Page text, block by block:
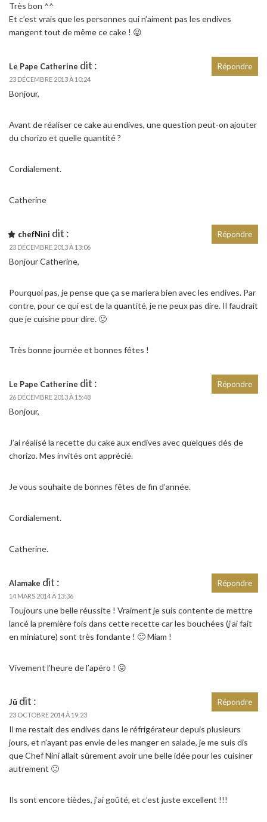
Très bon ^^
Et c’est vrais que les personnes qui n’aiment pas les endives
mangent tout de même ce cake ! 😛
Le Pape Catherine dit :
23 DÉCEMBRE 2013 À 10:24
Bonjour,
Avant de réaliser ce cake au endives, une question peut-on ajouter
du chorizo et quelle quantité ?
Cordialement.
Catherine
Répondre
chefNini dit :
23 DÉCEMBRE 2013 À 13:06
Bonjour Catherine,
Pourquoi pas, je pense que ça se mariera bien avec les endives. Par
contre, pour ce qui est de la quantité, je ne peux pas dire. Il faudrait
que je cuisine pour dire. 🙂
Très bonne journée et bonnes fêtes !
Répondre
Le Pape Catherine dit :
26 DÉCEMBRE 2013 À 15:48
Bonjour,
J’ai réalisé la recette du cake aux endives avec quelques dés de
chorizo. Mes invités ont apprécié.
Je vous souhaite de bonnes fêtes de fin d’année.
Cordialement.
Catherine.
Répondre
Alamake dit :
14 MARS 2014 À 13:36
Toujours une belle réussite ! Vraiment je suis contente de mettre
lancé la première fois dans cette recette car les bouchées (j’ai fait
en miniature) sont très fondante ! 🙂 Miam !
Vivement l’heure de l’apéro ! 😛
Répondre
Jû dit :
23 OCTOBRE 2014 À 19:23
Il me restait des endives dans le réfrigérateur depuis plusieurs
jours, et n’ayant pas envie de les manger en salade, je me suis dis
que Chef Nini allait sûrement avoir une belle idée pour les cuisiner
autrement 🙂
Ils sont encore tièdes, j’ai goûté, et c’est juste excellent !!!
Répondre